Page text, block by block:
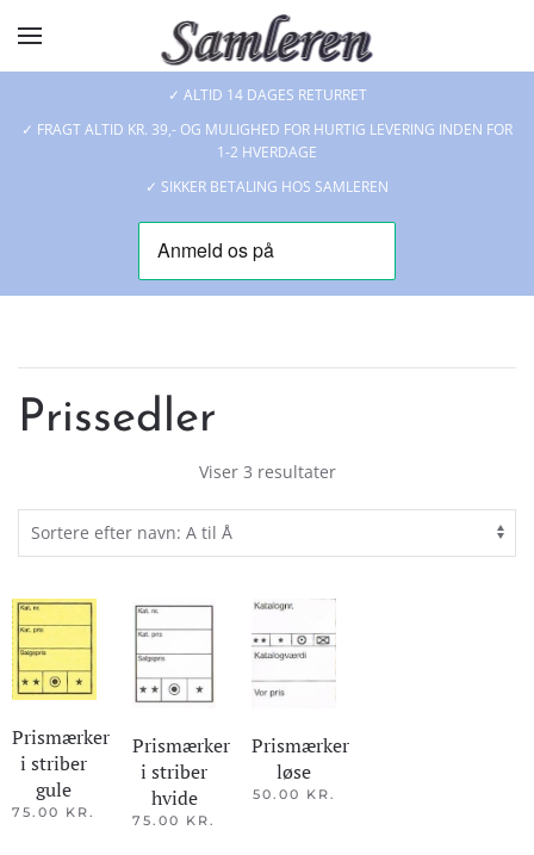
Skip to main content
✓ ALTID 14 DAGES RETURRET
✓ FRAGT ALTID KR. 39,- OG MULIGHED FOR HURTIG LEVERING INDEN FOR
1-2 HVERDAGE
✓ SIKKER BETALING HOS SAMLEREN
Prissedler
Viser 3 resultater
Prismærker
i striber
gule
75.00 KR.
Prismærker
i striber
hvide
75.00 KR.
Prismærker
løse
50.00 KR.